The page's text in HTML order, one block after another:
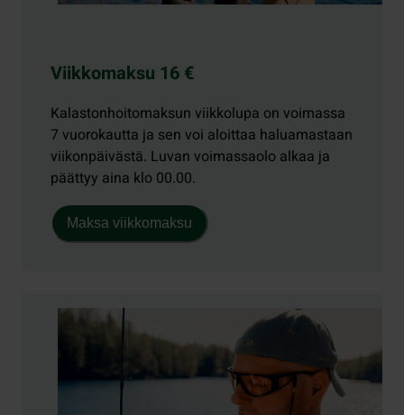
Viikkomaksu 16 €
Kalastonhoitomaksun viikkolupa on voimassa
7 vuorokautta ja sen voi aloittaa haluamastaan
viikonpäivästä. Luvan voimassaolo alkaa ja
päättyy aina klo 00.00.
Maksa viikkomaksu